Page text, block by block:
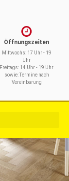
Öffnungszeiten
Mittwochs: 17 Uhr - 19
Uhr
Freitags: 14 Uhr - 19 Uhr
sowie: Termine nach
Vereinbarung